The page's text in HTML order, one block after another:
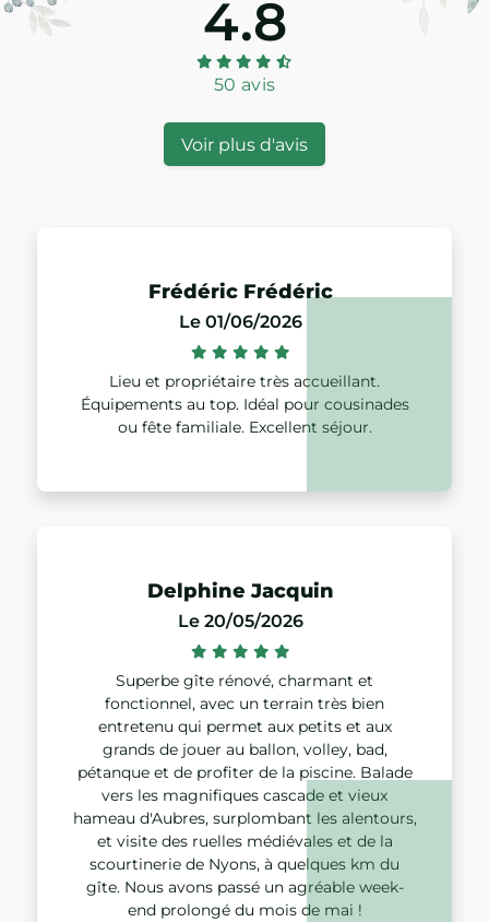
4.8
50 avis
Voir plus d'avis
Frédéric Frédéric
Le 01/06/2026
Lieu et propriétaire très accueillant.
Équipements au top. Idéal pour cousinades
ou fête familiale. Excellent séjour.
Delphine Jacquin
Le 20/05/2026
Superbe gîte rénové, charmant et
fonctionnel, avec un terrain très bien
entretenu qui permet aux petits et aux
grands de jouer au ballon, volley, bad,
pétanque et de profiter de la piscine. Balade
vers les magnifiques cascade et vieux
hameau d'Aubres, surplombant les alentours,
et visite des ruelles médiévales et de la
scourtinerie de Nyons, à quelques km du
gîte. Nous avons passé un agréable week-
end prolongé du mois de mai !